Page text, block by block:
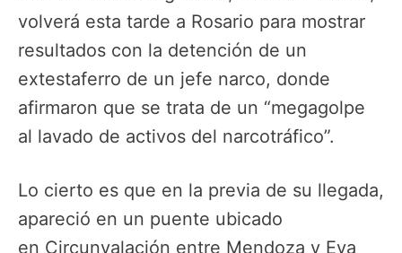
volverá esta tarde a Rosario para mostrar
resultados con la detención de un
extestaferro de un jefe narco, donde
afirmaron que se trata de un “megagolpe
al lavado de activos del narcotráfico”.
Lo cierto es que en la previa de su llegada,
apareció en un puente ubicado
en Circunvalación entre Mendoza y Eva